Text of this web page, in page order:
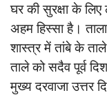
घर की सुरक्षा के
अहम हिस्सा है।
शास्त्र में तांबे के
ताले को सदैव पूर्व
मुख्य दरवाजा उत्तर